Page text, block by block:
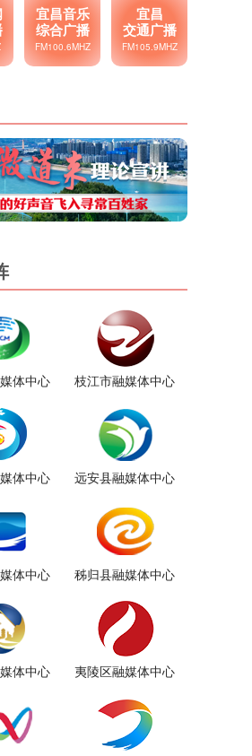
宜昌音乐
综合广播
FM100.6MHZ
宜昌
交通广播
FM105.9MHZ
体中心 枝江市融媒体中心
体中心 远安县融媒体中心
体中心 秭归县融媒体中心
体中心 夷陵区融媒体中心